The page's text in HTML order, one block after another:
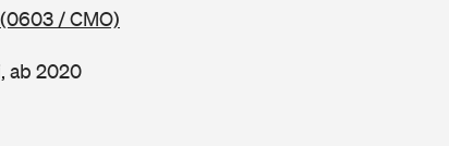
(0603 / CMO)
ab 2020